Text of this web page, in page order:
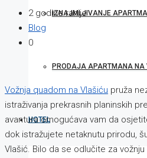
IZNAJMLJIVANJE
PRODAJA APARTMANA NA
HOTEL
2 godine ranije
Blog
0
Vožnja quadom na Vlašiću pruža
istraživanja prekrasnih planinskih
avantura omogućava vam da
dok istražujete netaknutu prirodu,
Vlašić. Bilo da se odlučite za